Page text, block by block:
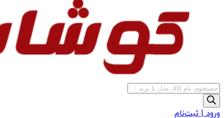
جستجوی
محصولات
ورود | ثبت‌نام